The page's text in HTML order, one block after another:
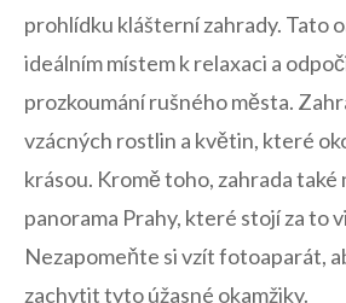
prohlídku klášterní zahrady. Tato
ideálním místem k relaxaci a
prozkoumání rušného města.
vzácných rostlin a květin, které
krásou. Kromě toho, zahrada také
panorama Prahy, které stojí za to
Nezapomeňte si vzít fotoaparát,
zachytit tyto úžasné okamžiky.